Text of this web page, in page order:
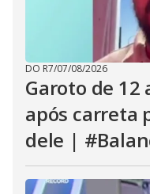
DO R7/07/08/2026
Garoto de 12
após carreta
dele |